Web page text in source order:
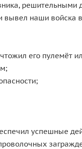
решительными
вывел наши войска
его пулемёт
успешные